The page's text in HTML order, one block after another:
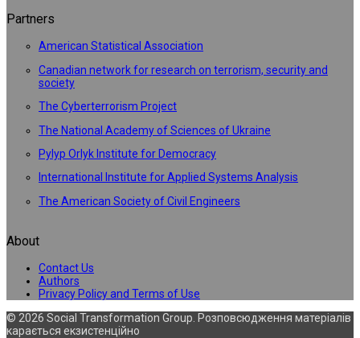
Partners
American Statistical Association
Canadian network for research on terrorism, security and
society
The Cyberterrorism Project
The National Academy of Sciences of Ukraine
Pylyp Orlyk Institute for Democracy
International Institute for Applied Systems Analysis
The American Society of Civil Engineers
About
Contact Us
Authors
Privacy Policy and Terms of Use
© 2026 Social Transformation Group. Розповсюдження матеріалів
карається екзистенційно